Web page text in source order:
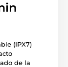
(IPX7)
de la